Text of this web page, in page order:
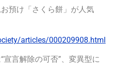
預け「さくら餅」が人気
articles/000209908.html
言解除の可否”、変異型に